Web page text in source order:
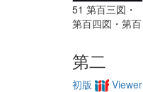
51 第百三図・
第百四図・第百
第二
初版 Viewer